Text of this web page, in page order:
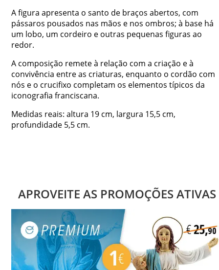
A figura apresenta o santo de braços abertos, com
pássaros pousados nas mãos e nos ombros; à base há
um lobo, um cordeiro e outras pequenas figuras ao
redor.
A composição remete à relação com a criação e à
convivência entre as criaturas, enquanto o cordão com
nós e o crucifixo completam os elementos típicos da
iconografia franciscana.
Medidas reais: altura 19 cm, largura 15,5 cm,
profundidade 5,5 cm.
APROVEITE AS PROMOÇÕES ATIVAS